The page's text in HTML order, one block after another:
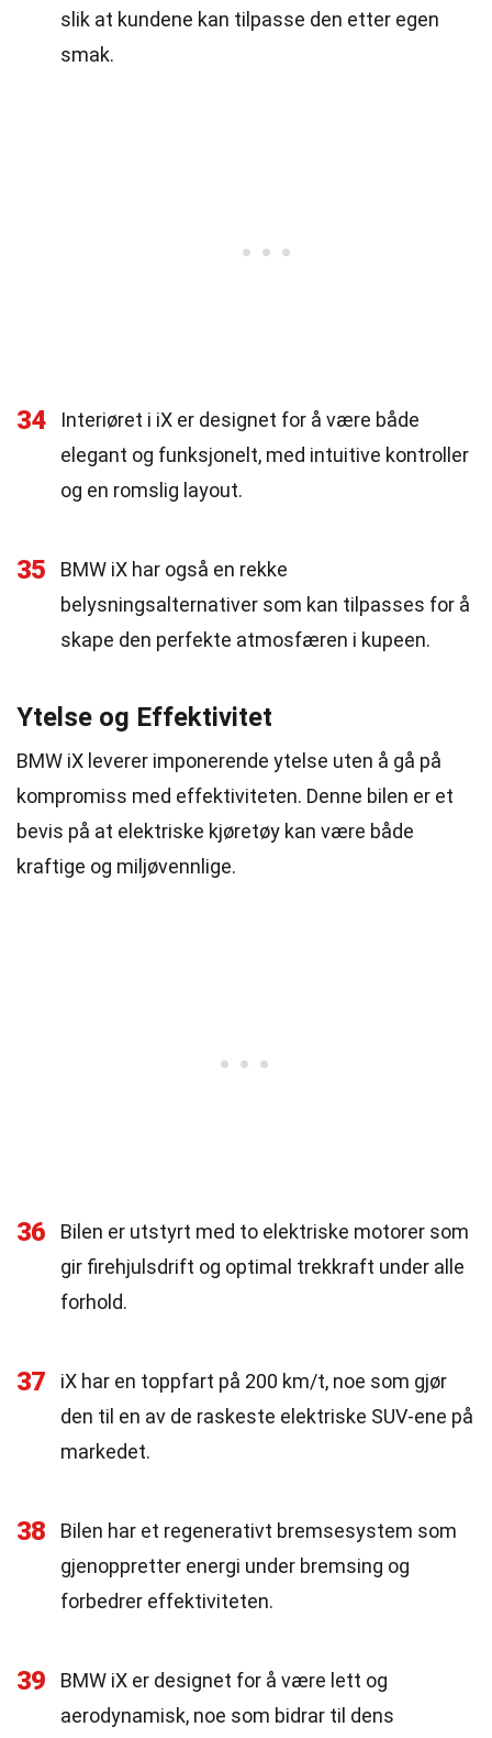
slik at kundene kan tilpasse den etter egen
smak.
34
Interiøret i iX er designet for å være både
elegant og funksjonelt, med intuitive kontroller
og en romslig layout.
35
BMW iX har også en rekke
belysningsalternativer som kan tilpasses for å
skape den perfekte atmosfæren i kupeen.
Ytelse og Effektivitet
BMW iX leverer imponerende ytelse uten å gå på
kompromiss med effektiviteten. Denne bilen er et
bevis på at elektriske kjøretøy kan være både
kraftige og miljøvennlige.
36
Bilen er utstyrt med to elektriske motorer som
gir firehjulsdrift og optimal trekkraft under alle
forhold.
37
iX har en toppfart på 200 km/t, noe som gjør
den til en av de raskeste elektriske SUV-ene på
markedet.
38
Bilen har et regenerativt bremsesystem som
gjenoppretter energi under bremsing og
forbedrer effektiviteten.
39
BMW iX er designet for å være lett og
aerodynamisk, noe som bidrar til dens